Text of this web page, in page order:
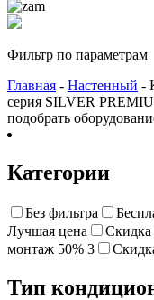
Фильтр по параметрам
Главная - Настенный -
серия SILVER
подобрать
Категории
Без фильтра
Лучшая цена
монтаж 50% 3
Тип